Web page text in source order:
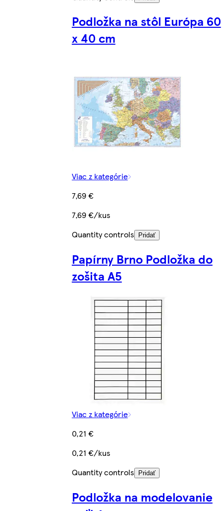
Podložka na stôl Európa 60
x 40 cm
Viac z kategórie
7,69 €
7,69 €/kus
Quantity controls
Pridať
Papírny Brno Podložka do
zošita A5
Viac z kategórie
0,21 €
0,21 €/kus
Quantity controls
Pridať
Podložka na modelovanie